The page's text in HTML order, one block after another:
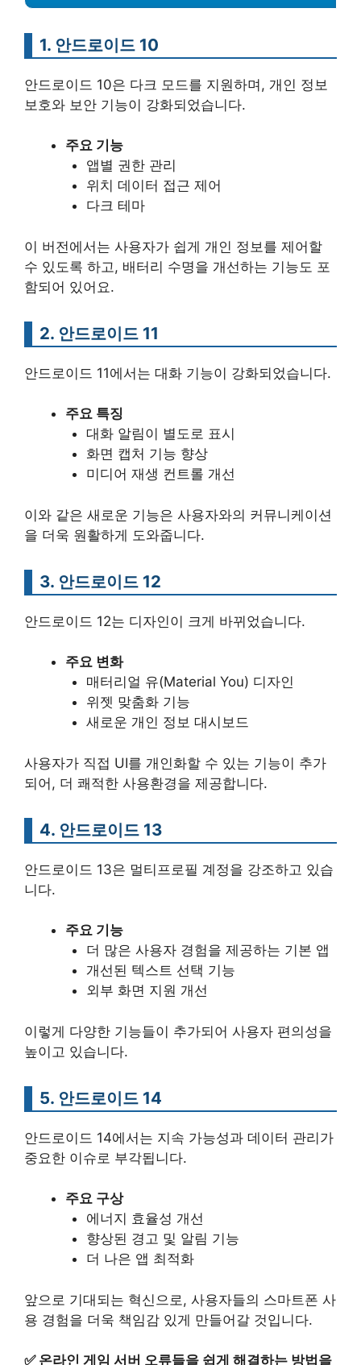
1. 안드로이드 10
안드로이드 10은 다크 모드를 지원하며, 개인 정보
보호와 보안 기능이 강화되었습니다.
주요 기능
앱별 권한 관리
위치 데이터 접근 제어
다크 테마
이 버전에서는 사용자가 쉽게 개인 정보를 제어할
수 있도록 하고, 배터리 수명을 개선하는 기능도 포
함되어 있어요.
2. 안드로이드 11
안드로이드 11에서는 대화 기능이 강화되었습니다.
주요 특징
대화 알림이 별도로 표시
화면 캡처 기능 향상
미디어 재생 컨트롤 개선
이와 같은 새로운 기능은 사용자와의 커뮤니케이션
을 더욱 원활하게 도와줍니다.
3. 안드로이드 12
안드로이드 12는 디자인이 크게 바뀌었습니다.
주요 변화
매터리얼 유(Material You) 디자인
위젯 맞춤화 기능
새로운 개인 정보 대시보드
사용자가 직접 UI를 개인화할 수 있는 기능이 추가
되어, 더 쾌적한 사용환경을 제공합니다.
4. 안드로이드 13
안드로이드 13은 멀티프로필 계정을 강조하고 있습
니다.
주요 기능
더 많은 사용자 경험을 제공하는 기본 앱
개선된 텍스트 선택 기능
외부 화면 지원 개선
이렇게 다양한 기능들이 추가되어 사용자 편의성을
높이고 있습니다.
5. 안드로이드 14
안드로이드 14에서는 지속 가능성과 데이터 관리가
중요한 이슈로 부각됩니다.
주요 구상
에너지 효율성 개선
향상된 경고 및 알림 기능
더 나은 앱 최적화
앞으로 기대되는 혁신으로, 사용자들의 스마트폰 사
용 경험을 더욱 책임감 있게 만들어갈 것입니다.
✅ 온라인 게임 서버 오류들을 쉽게 해결하는 방법을